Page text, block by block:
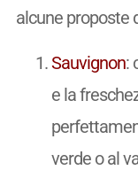
alcune proposte
Sauvignon:
e la
verde o al